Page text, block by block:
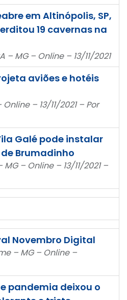
em Altinópolis, SP,
19 cavernas na
– MG – Online – 13/11/2021
aviões e hotéis
– 13/11/2021 – Por
Galé pode instalar
Brumadinho
– Online – 13/11/2021 –
Novembro Digital
– MG – Online –
pandemia deixou o